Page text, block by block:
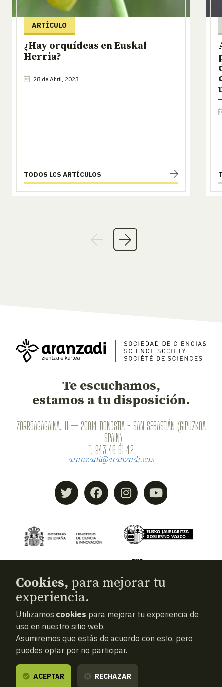
ARTÍCULO
¿Hay orquídeas en Euskal
Herria?
28 de Abril, 2023
TODOS LOS ARTÍCULOS
Te escuchamos,
estamos a tu disposición.
ZORROAGAGAINA, 11 — 20014 DONOSTIA - SAN SEBASTIÁN (GIPUZKOA
· SPAIN)
T. 943 46 61 42
aranzadi@aranzadi.eus
© 2026Aranzadi — Zientzia elkartea
Términos y condiciones
Política de privacidad
Cookies
Cookies, para mejorar tu
experiencia.
Utilizamos cookies para mejorar tu experiencia de
uso en nuestro sitio web.
Asumiremos que estás de acuerdo con esto, pero
puedes optar por no participar.
ACEPTAR RECHAZAR